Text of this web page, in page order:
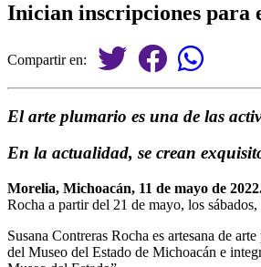
Inician inscripciones para
Compartir en:
El arte plumario es una de las
En la actualidad, se crean
Morelia, Michoacán, 11 de mayo de
Rocha a partir del 21 de mayo, los
Susana Contreras Rocha es artesana de
del Museo del Estado de Michoacán e